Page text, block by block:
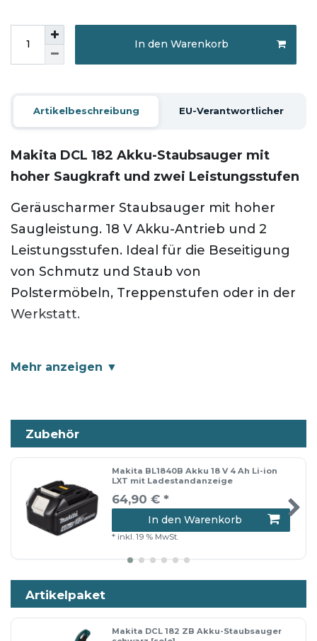
In den Warenkorb
Artikelbeschreibung EU-Verantwortlicher
Makita DCL 182 Akku-Staubsauger mit
hoher Saugkraft und zwei Leistungsstufen
Geräuscharmer Staubsauger mit hoher
Saugleistung. 18 V Akku-Antrieb und 2
Leistungsstufen. Ideal für die Beseitigung
von Schmutz und Staub von
Polstermöbeln, Treppenstufen oder in der
Werkstatt.
Eigenschaften
Ideal für Polstermöbel und
Treppenstufen oder den
Werkstatteinsatz
Mit 2 Saugstufen
Wahlweise einsetzbar mit Staubbeutel
aus Papier oder Textil
automatisch ab, wenn der Akku fast
leer ist
Zubehör
Makita BL1840B Akku 18 V 4 Ah Li-ion
LXT mit Ladestandanzeige
64,90 € *
In den Warenkorb
* inkl. 19 % MwSt.
Artikelpaket
Makita DCL 182 ZB Akku-Staubsauger